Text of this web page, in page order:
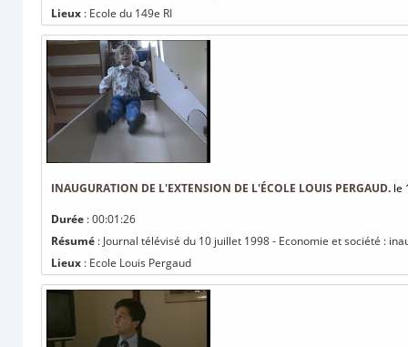
Lieux : Ecole du 149e RI
INAUGURATION DE L'EXTENSION DE L'ÉCOLE LOUIS PERGAUD. le
Durée : 00:01:26
Résumé : Journal télévisé du 10 juillet 1998 - Economie et société :
Lieux : Ecole Louis Pergaud